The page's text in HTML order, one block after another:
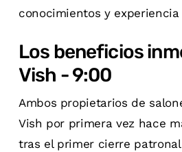
conocimientos y
Los beneficios
Vish - 9:00
Ambos propietarios de
Vish por primera vez hace
tras el primer cierre